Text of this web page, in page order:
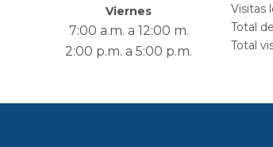
Viernes
7:00 a.m. a 12:00 m.
2:00 p.m. a 5:00 p.m.
Visitas
Total
Total